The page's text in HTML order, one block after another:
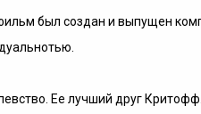
был создан и выпущен
Ее лучший друг Критофф.